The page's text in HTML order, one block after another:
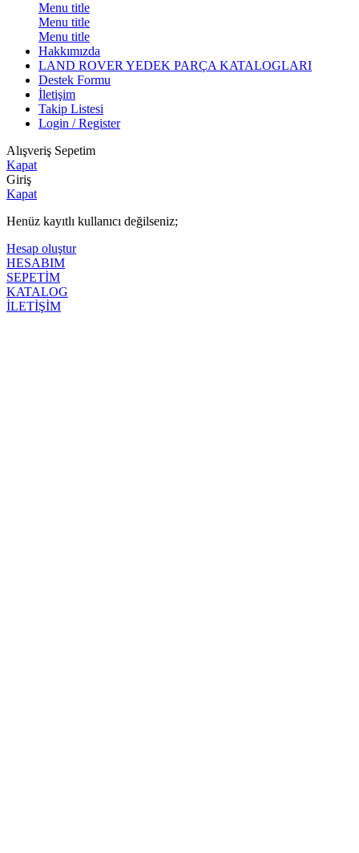
Menu title
Menu title
Menu title
Hakkımızda
LAND ROVER YEDEK PARÇA KATALOGLARI
Destek Formu
İletişim
Takip Listesi
Login / Register
Alışveriş Sepetim
Kapat
Giriş
Kapat
Henüz kayıtlı kullanıcı değilseniz;
Hesap oluştur
HESABIM
SEPETİM
KATALOG
İLETİŞİM